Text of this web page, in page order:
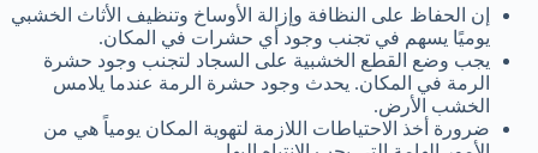
إن الحفاظ على النظافة وإزالة الأوساخ وتنظيف الأثاث الخشبي
يوميًا يسهم في تجنب وجود أي حشرات في المكان.
يجب وضع القطع الخشبية على السجاد لتجنب وجود حشرة
الرمة في المكان. يحدث وجود حشرة الرمة عندما يلامس
الخشب الأرض.
ضرورة أخذ الاحتياطات اللازمة لتهوية المكان يومياً هي من